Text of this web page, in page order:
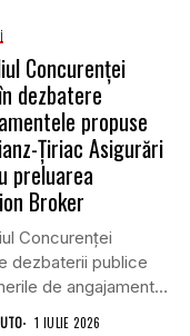
Concurenţei
dezbatere
propuse
Ţiriac Asigurări
preluarea
Broker
Concurenţei
dezbaterii publice
de angajamente
de Allianz-Ţiriac
1 IULIE 2026